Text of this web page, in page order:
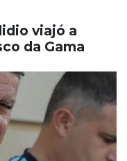
viajó a
da Gama